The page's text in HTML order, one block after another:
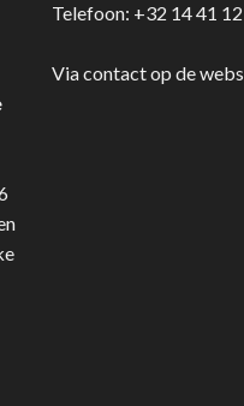
Telefoon: +32 14 41
Via contact op de